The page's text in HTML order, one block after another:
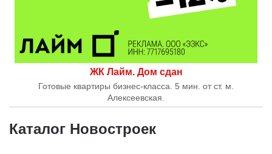
ЖК Лайм. Дом сдан
Готовые квартиры бизнес-класса. 5 мин. от ст. м.
Алексеевская.
Каталог Новостроек